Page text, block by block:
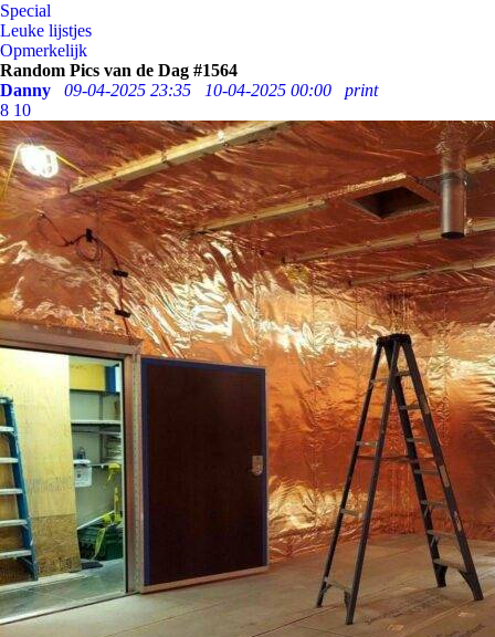
Special
Leuke lijstjes
Opmerkelijk
Random Pics van de Dag #1564
Danny
09-04-2025 23:35 10-04-2025 00:00
print
8 10